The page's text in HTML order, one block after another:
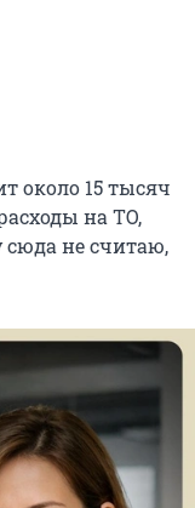
около 15 тысяч
на ТО,
сюда не считаю,